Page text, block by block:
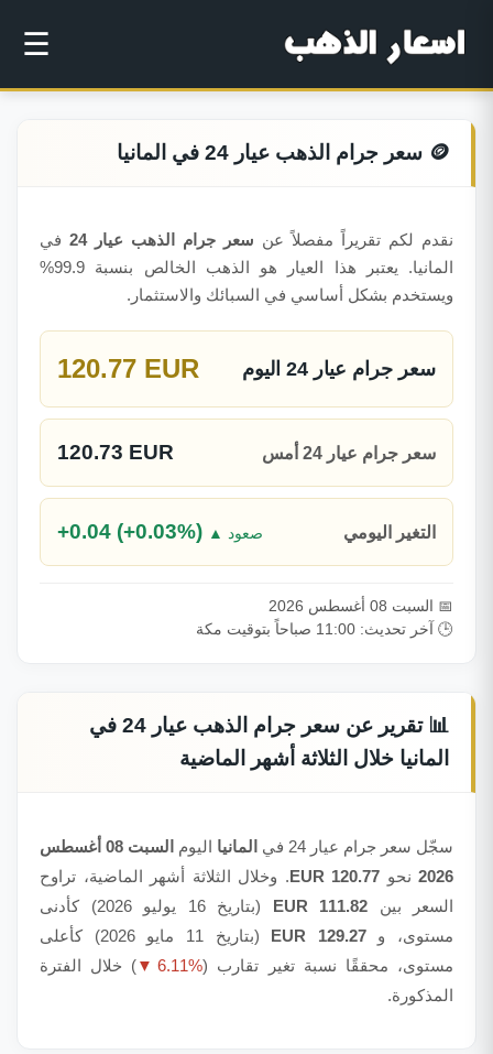
☰
🪙 سعر جرام الذهب عيار 24 في المانيا
نقدم لكم تقريراً مفصلاً عن سعر جرام الذهب عيار 24
في
المانيا. يعتبر هذا العيار هو الذهب الخالص بنسبة 99.9%
ويستخدم بشكل أساسي في السبائك والاستثمار.
سعر جرام عيار 24 اليوم 120.77 EUR
سعر جرام عيار 24 أمس 120.73 EUR
التغير اليومي +0.04 (+0.03%) ▲ صعود
📅 السبت 08 أغسطس 2026
🕒 آخر تحديث: 11:00 صباحاً بتوقيت مكة
📊 تقرير عن سعر جرام الذهب عيار 24 في
المانيا خلال الثلاثة أشهر الماضية
سجّل سعر جرام عيار 24 في المانيا اليوم
السبت 08 أغسطس
2026 نحو 120.77 EUR
. وخلال الثلاثة أشهر الماضية، تراوح
السعر بين 111.82 EUR
(بتاريخ 16 يوليو 2026) كأدنى
مستوى، و129.27 EUR
(بتاريخ 11 مايو 2026) كأعلى
مستوى، محققًا نسبة تغير تقارب (▼ 6.11%) خلال الفترة
المذكورة.